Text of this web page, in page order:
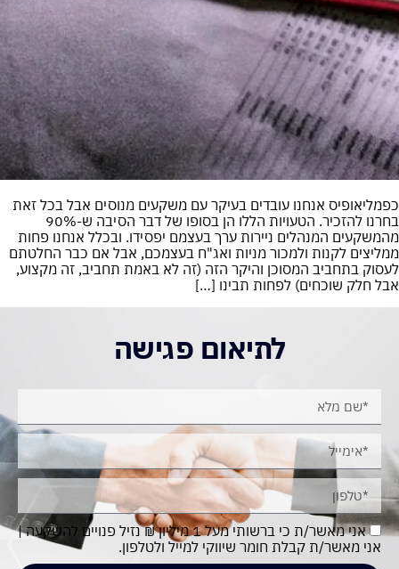
כפמליאופיס אנחנו עובדים בעיקר עם משקעים מנוסים אבל בכל זאת
בחרנו להזכיר. הטעויות הללו הן בסופו של דבר הסיבה ש-90%
מהמשקעים המנהלים ניירות ערך בעצמם יפסידו. ובכלל אנחנו פחות
ממליצים לקנות ולמכור מניות ואג"ח בעצמכם, אבל אם כבר החלטתם
לעסוק בתחביב המסוכן והיקר הזה (זה לא באמת תחביב, זה מקצוע,
אבל חלק שוכחים) לפחות תבינו […]
לתיאום פגישה
אני מאשר/ת כי ברשותי מעל 1 מיליון ₪ נזיל פנויים להשקעה |
אני מאשר/ת קבלת חומר שיווקי למייל ולטלפון.